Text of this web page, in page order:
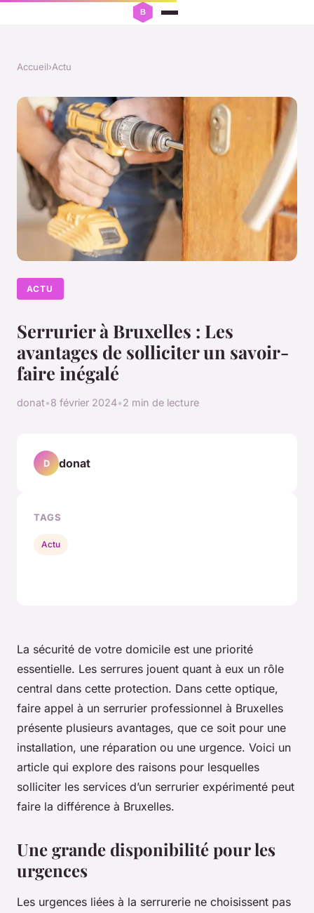
Accueil›Actu
ACTU
Serrurier à Bruxelles : Les
avantages de solliciter un savoir-
faire inégalé
donat•8 février 2024•2 min de lecture
La sécurité de votre domicile est une priorité
essentielle. Les serrures jouent quant à eux un rôle
central dans cette protection. Dans cette optique,
faire appel à un serrurier professionnel à Bruxelles
présente plusieurs avantages, que ce soit pour une
installation, une réparation ou une urgence. Voici un
article qui explore des raisons pour lesquelles
solliciter les services d’un serrurier expérimenté peut
faire la différence à Bruxelles.
Une grande disponibilité pour les
urgences
Les urgences liées à la serrurerie ne choisissent pas
D donat
TAGS
Actu